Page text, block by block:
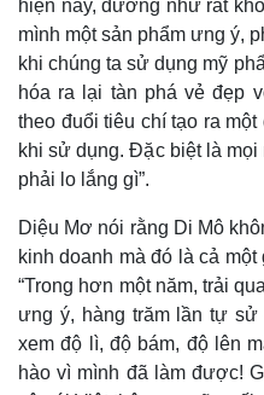
hiện nay, dường như rất
mình một sản phẩm ưng ý,
khi chúng ta sử dụng mỹ
hóa ra lại tàn phá vẻ đẹp
theo đuổi tiêu chí tạo ra
khi sử dụng. Đặc biệt là mọi
phải lo lắng gì”.
Diệu Mơ nói rằng Di Mô
kinh doanh mà đó là cả
“Trong hơn một năm, trải
ưng ý, hàng trăm lần tự
xem độ lì, độ bám, độ lên
hào vì mình đã làm được!